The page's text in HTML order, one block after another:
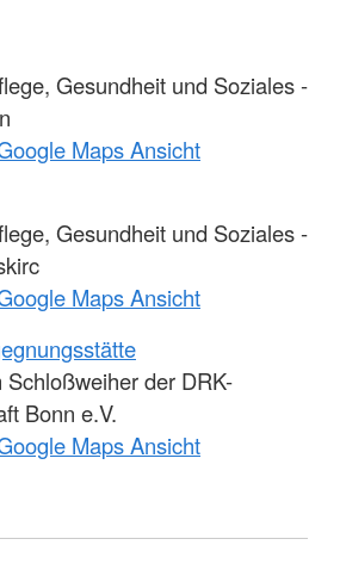
Gesundheit und Soziales -
Maps Ansicht
Gesundheit und Soziales -
Maps Ansicht
Schloßweiher der DRK-
Bonn e.V.
Maps Ansicht